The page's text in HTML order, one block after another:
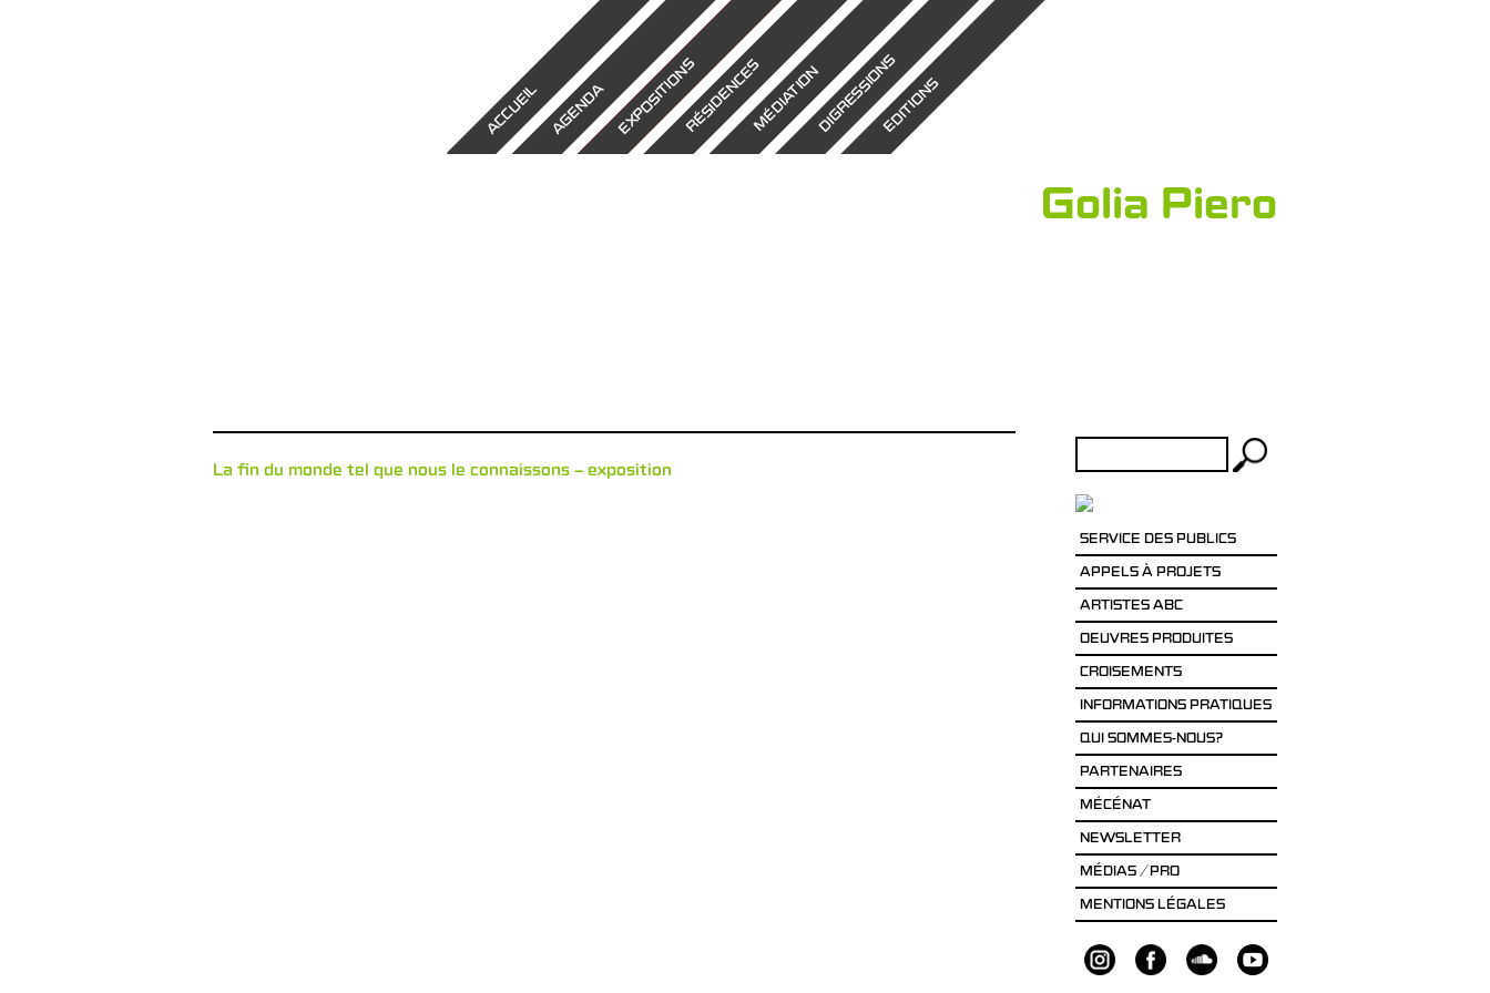
ACCUEILAGENDAEXPOSITIONSRÉSIDENCESMÉDIATIONDIGRESSIONSEDITIONS
Golia Piero
La fin du monde tel que nous le connaissons – exposition
SERVICE DES PUBLICS
APPELS À PROJETS
ARTISTES ABC
OEUVRES PRODUITES
CROISEMENTS
INFORMATIONS PRATIQUES
QUI SOMMES-NOUS?
PARTENAIRES
MÉCÉNAT
NEWSLETTER
MÉDIAS / PRO
MENTIONS LÉGALES